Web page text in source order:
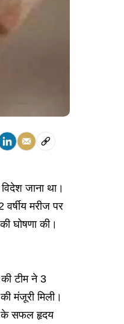
जाना था।
मरीज पर
घोषणा की।
टीम ने 3
मंजूरी मिली।
के सफल हृदय